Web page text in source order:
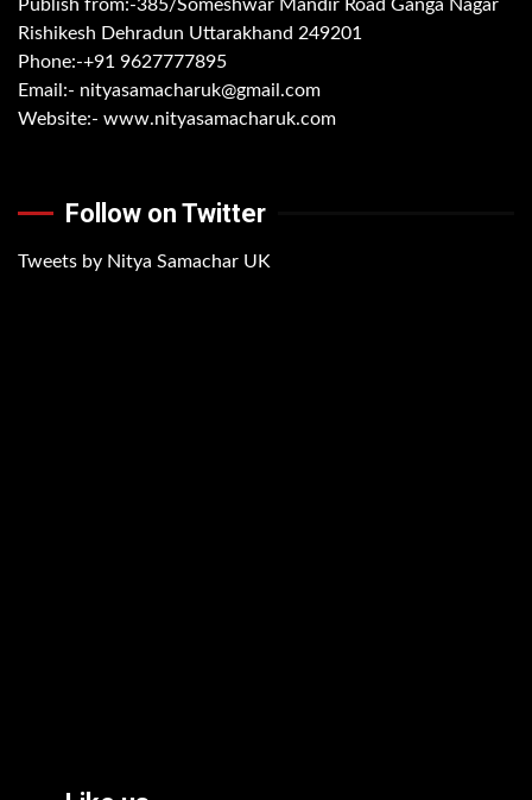
Publish from:-385/Someshwar Mandir Road Ganga Nagar
Rishikesh Dehradun Uttarakhand 249201
Phone:-+91 9627777895
Email:- nityasamacharuk@gmail.com
Website:- www.nityasamacharuk.com
Follow on Twitter
Tweets by Nitya Samachar UK